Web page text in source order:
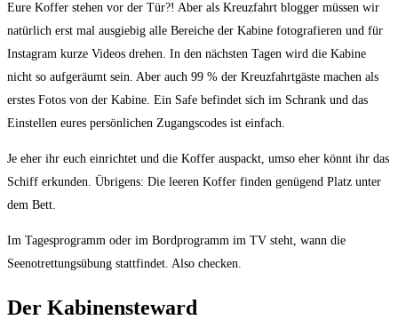
Eure Koffer stehen vor der Tür?! Aber als Kreuzfahrt blogger müssen wir
natürlich erst mal ausgiebig alle Bereiche der Kabine fotografieren und für
Instagram kurze Videos drehen. In den nächsten Tagen wird die Kabine
nicht so aufgeräumt sein. Aber auch 99 % der Kreuzfahrtgäste machen als
erstes Fotos von der Kabine. Ein Safe befindet sich im Schrank und das
Einstellen eures persönlichen Zugangscodes ist einfach.
Je eher ihr euch einrichtet und die Koffer auspackt, umso eher könnt ihr das
Schiff erkunden. Übrigens: Die leeren Koffer finden genügend Platz unter
dem Bett.
Im Tagesprogramm oder im Bordprogramm im TV steht, wann die
Seenotrettungsübung stattfindet. Also checken.
Der Kabinensteward